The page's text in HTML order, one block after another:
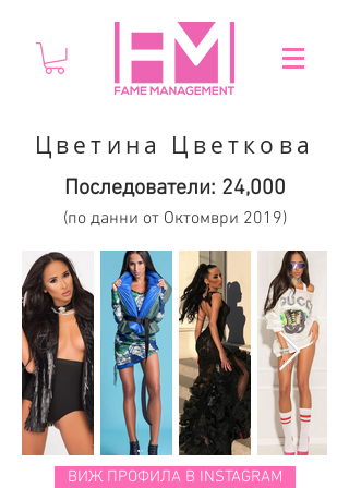
Цветина Цветкова
Последователи: 24,000
(по данни от Октомври 2019)
ВИЖ ПРОФИЛА В INSTAGRAM